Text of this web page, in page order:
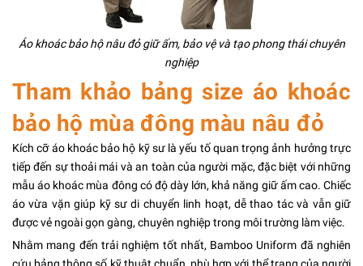
Áo khoác bảo hộ nâu đỏ giữ ấm, bảo vệ và tạo phong thái chuyên
nghiệp
Tham khảo bảng size áo khoác
bảo hộ mùa đông màu nâu đỏ
Kích cỡ áo khoác bảo hộ kỹ sư là yếu tố quan trọng ảnh hưởng trực
tiếp đến sự thoải mái và an toàn của người mặc, đặc biệt với những
mẫu áo khoác mùa đông có độ dày lớn, khả năng giữ ấm cao. Chiếc
áo vừa vặn giúp kỹ sư di chuyển linh hoạt, dễ thao tác và vẫn giữ
được vẻ ngoài gọn gàng, chuyên nghiệp trong môi trường làm việc.
Nhằm mang đến trải nghiệm tốt nhất, Bamboo Uniform đã nghiên